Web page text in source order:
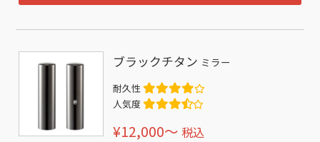
ブラックチタン ミラー
耐久性
人気度
¥12,000〜 税込